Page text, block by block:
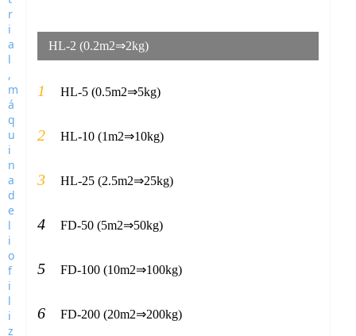
HL-2 (0.2m2⇒2kg)
1 HL-5 (0.5m2⇒5kg)
2 HL-10 (1m2⇒10kg)
3 HL-25 (2.5m2⇒25kg)
4 FD-50 (5m2⇒50kg)
5 FD-100 (10m2⇒100kg)
6 FD-200 (20m2⇒200kg)